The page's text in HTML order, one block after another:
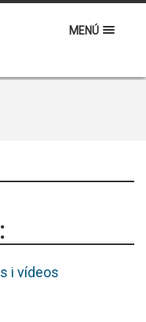
MENÚ
i vídeos